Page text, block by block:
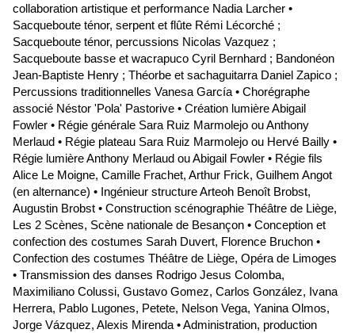
collaboration artistique et performance Nadia Larcher •
Sacqueboute ténor, serpent et flûte Rémi Lécorché ;
Sacqueboute ténor, percussions Nicolas Vazquez ;
Sacqueboute basse et wacrapuco Cyril Bernhard ; Bandonéon
Jean-Baptiste Henry ; Théorbe et sachaguitarra Daniel Zapico ;
Percussions traditionnelles Vanesa García • Chorégraphe
associé Néstor 'Pola' Pastorive • Création lumière Abigail
Fowler • Régie générale Sara Ruiz Marmolejo ou Anthony
Merlaud • Régie plateau Sara Ruiz Marmolejo ou Hervé Bailly •
Régie lumière Anthony Merlaud ou Abigail Fowler • Régie fils
Alice Le Moigne, Camille Frachet, Arthur Frick, Guilhem Angot
(en alternance) • Ingénieur structure Arteoh Benoît Brobst,
Augustin Brobst • Construction scénographie Théâtre de Liège,
Les 2 Scènes, Scène nationale de Besançon • Conception et
confection des costumes Sarah Duvert, Florence Bruchon •
Confection des costumes Théâtre de Liège, Opéra de Limoges
• Transmission des danses Rodrigo Jesus Colomba,
Maximiliano Colussi, Gustavo Gomez, Carlos González, Ivana
Herrera, Pablo Lugones, Petete, Nelson Vega, Yanina Olmos,
Jorge Vázquez, Alexis Mirenda • Administration, production